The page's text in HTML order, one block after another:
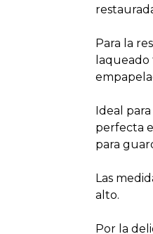
Para la
Ideal
perfecta
para
Las
alto.
Por la